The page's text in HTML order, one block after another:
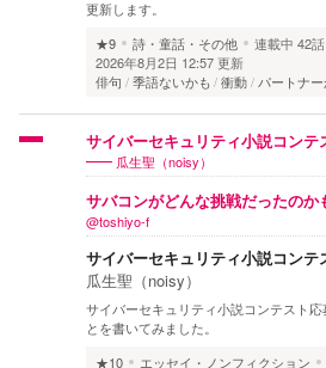
更新します。
★9
詩・童話・その他 連載中 42話
2026年8月2日 12:57 更新
俳句
季語ないかも 衝動 パートナ
サイバーセキュリティ小説コンテ
瓜生聖（noisy）
サバコンがどんな挑戦だったのか
@toshiyo-f
サイバーセキュリティ小説コンテ
瓜生聖（noisy）
サイバーセキュリティ小説コンテスト
とを書いてみました。
★10
エッセイ・ノンフィクション